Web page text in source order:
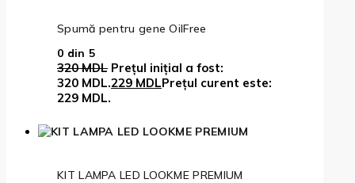
Spumă pentru gene OilFree
0 din 5
320MDL Prețul inițial a fost:
320 MDL.229 MDLPrețul curent este:
229 MDL.
KIT LAMPA LED LOOKME PREMIUM